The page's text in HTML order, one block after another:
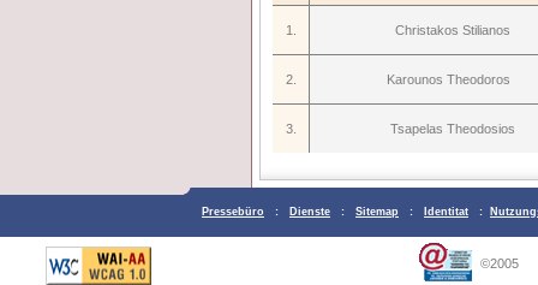
1. Christakos Stilianos
2. Karounos Theodoros
3. Tsapelas Theodosios
Pressebüro : Dienste : Sitemap : Identitat :
©2005